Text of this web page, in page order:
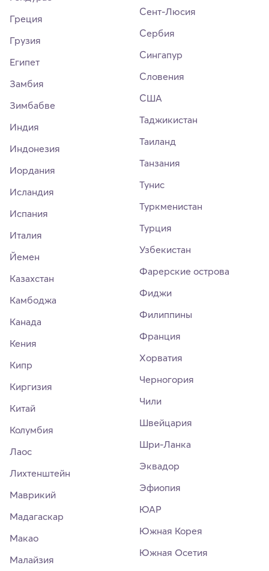
Греция
Грузия
Египет
Замбия
Зимбабве
Индия
Индонезия
Иордания
Исландия
Испания
Италия
Йемен
Казахстан
Камбоджа
Канада
Кения
Кипр
Киргизия
Китай
Колумбия
Лаос
Лихтенштейн
Маврикий
Мадагаскар
Макао
Малайзия
Сент-Люсия
Сербия
Сингапур
Словения
США
Таджикистан
Таиланд
Танзания
Тунис
Туркменистан
Турция
Узбекистан
Фарерские острова
Фиджи
Филиппины
Франция
Хорватия
Черногория
Чили
Швейцария
Шри-Ланка
Эквадор
Эфиопия
ЮАР
Южная Корея
Южная Осетия